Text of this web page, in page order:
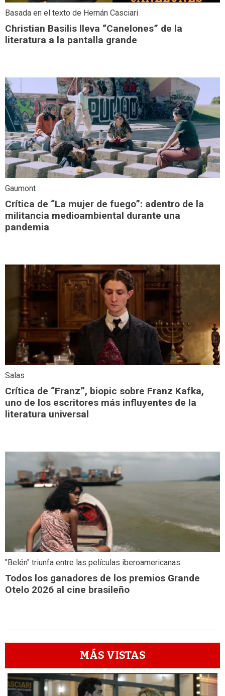
Basada en el texto de Hernán Casciari
Christian Basilis lleva “Canelones” de la
literatura a la pantalla grande
Gaumont
Crítica de “La mujer de fuego”: adentro de la
militancia medioambiental durante una
pandemia
Salas
Crítica de “Franz”, biopic sobre Franz Kafka,
uno de los escritores más influyentes de la
literatura universal
"Belén" triunfa entre las películas iberoamericanas
Todos los ganadores de los premios Grande
Otelo 2026 al cine brasileño
MÁS VISTAS
1